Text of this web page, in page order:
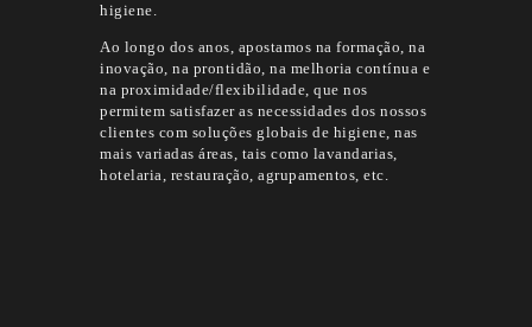
higiene.
Ao longo dos anos, apostamos na formação, na
inovação, na prontidão, na melhoria contínua e
na proximidade/flexibilidade, que nos
permitem satisfazer as necessidades dos nossos
clientes com soluções globais de higiene, nas
mais variadas áreas, tais como lavandarias,
hotelaria, restauração, agrupamentos, etc.